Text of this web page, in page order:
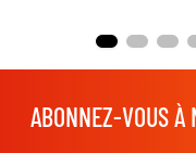
ABONNEZ-VOUS À